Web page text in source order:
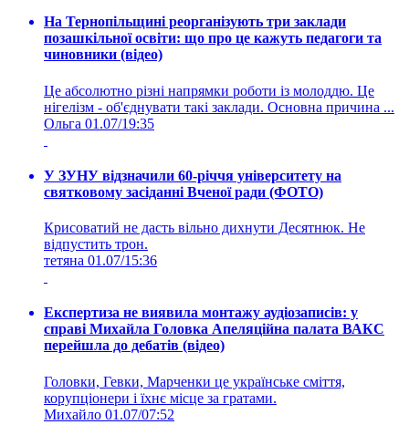
На Тернопільщині реорганізують три заклади
позашкільної освіти: що про це кажуть педагоги та
чиновники (відео)
Це абсолютно різні напрямки роботи із молоддю. Це
нігелізм - об'єднувати такі заклади. Основна причина ...
Ольга 01.07/19:35
У ЗУНУ відзначили 60-річчя університету на
святковому засіданні Вченої ради (ФОТО)
Крисоватий не дасть вільно дихнути Десятнюк. Не
відпустить трон.
тетяна 01.07/15:36
Експертиза не виявила монтажу аудіозаписів: у
справі Михайла Головка Апеляційна палата ВАКС
перейшла до дебатів (відео)
Головки, Гевки, Марченки це українське сміття,
корупціонери і їхнє місце за гратами.
Михайло 01.07/07:52